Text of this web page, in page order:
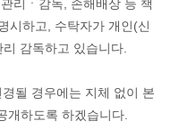
리ㆍ감독, 손해배상 등 책
시하고, 수탁자가 개인(신
감독하고 있습니다.
될 경우에는 지체 없이 본
개하도록 하겠습니다.